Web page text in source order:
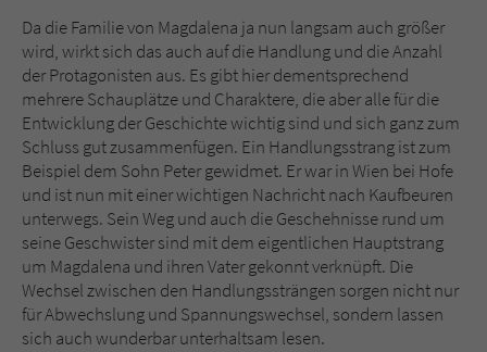
Da die Familie von Magdalena ja nun langsam auch größer
wird, wirkt sich das auch auf die Handlung und die Anzahl
der Protagonisten aus. Es gibt hier dementsprechend
mehrere Schauplätze und Charaktere, die aber alle für die
Entwicklung der Geschichte wichtig sind und sich ganz zum
Schluss gut zusammenfügen. Ein Handlungsstrang ist zum
Beispiel dem Sohn Peter gewidmet. Er war in Wien bei Hofe
und ist nun mit einer wichtigen Nachricht nach Kaufbeuren
unterwegs. Sein Weg und auch die Geschehnisse rund um
seine Geschwister sind mit dem eigentlichen Hauptstrang
um Magdalena und ihren Vater gekonnt verknüpft. Die
Wechsel zwischen den Handlungssträngen sorgen nicht nur
für Abwechslung und Spannungswechsel, sondern lassen
sich auch wunderbar unterhaltsam lesen.